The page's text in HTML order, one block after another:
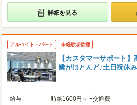
詳細を見る
アルバイト・パート 未経験者歓迎
【カスタマーサポート
業がほとんど♪土日祝休
給与
時給1600円～ +交通費